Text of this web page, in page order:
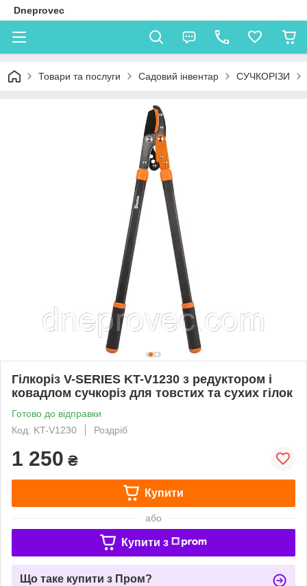
Dneprovec
Товари та послуги Садовий інвентар СУЧКОРІЗИ
Гілкоріз V-SERIES KT-V1230 з редуктором і
ковадлом сучкоріз для товстих та сухих гілок
Готово до відправки
Код: KT-V1230
Роздріб
1 250 ₴
Купити
або
Купити з
Що таке купити з Пром?